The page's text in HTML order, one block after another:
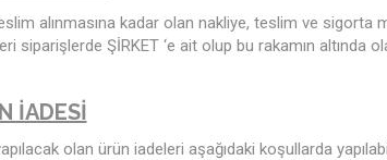
alınmasına kadar olan nakliye, teslim ve sigorta
siparişlerde ŞİRKET ‘e ait olup bu rakamın altında
İADESİ
olan ürün iadeleri aşağıdaki koşullarda